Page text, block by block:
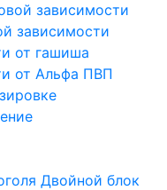
зависимости
зависимости
от гашиша
от Альфа ПВП
Двойной блок